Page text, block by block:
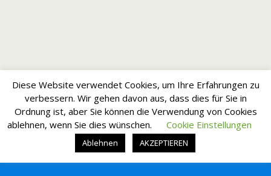
Diese Website verwendet Cookies, um Ihre Erfahrungen zu
verbessern. Wir gehen davon aus, dass dies für Sie in
Ordnung ist, aber Sie können die Verwendung von Cookies
ablehnen, wenn Sie dies wünschen.
Cookie Einstellungen
Ablehnen AKZEPTIEREN